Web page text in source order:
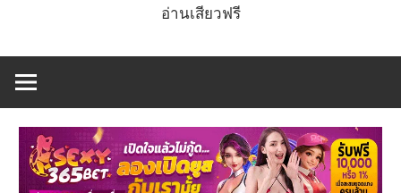
อ่านเสียวฟรี